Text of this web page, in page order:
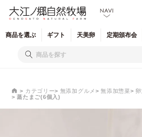
商品を選ぶ ギフト 天美卵 定期頒布会
カテゴリー 無添加グルメ 無添加惣菜
蒸たまご(6個入)